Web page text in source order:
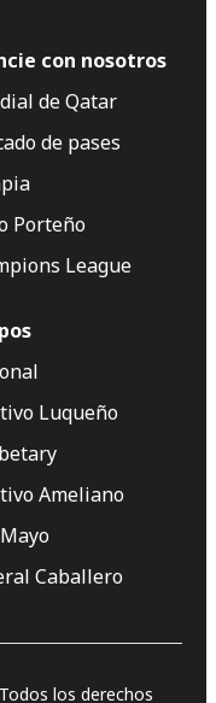
con nosotros
de Qatar
de pases
Porteño
League
Luqueño
Ameliano
Caballero
los derechos